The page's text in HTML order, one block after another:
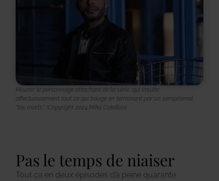
Mounir, le personnage attachant de la série, qui insulte
affectueusement tout ce qui bouge en terminant par un sempiternel
“tes morts”. (Copyright 2024 Mika Cotellon)
Pas le temps de niaiser
Tout ça en deux épisodes d’à peine quarante